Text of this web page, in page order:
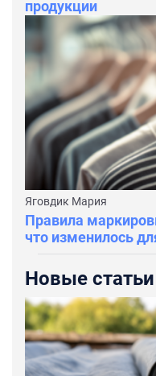
продукции
Яговдик Мария
Правила
что изменилось
Новые статьи